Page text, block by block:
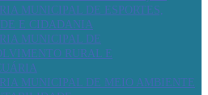
MUNICIPAL DE ESPORTES,
E CIDADANIA
MUNICIPAL DE
RURAL E
MUNICIPAL DE MEIO AMBIENTE